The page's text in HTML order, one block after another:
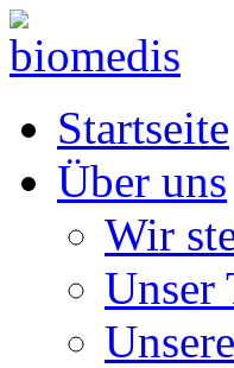
Startseite
Über uns
Wir
Unser